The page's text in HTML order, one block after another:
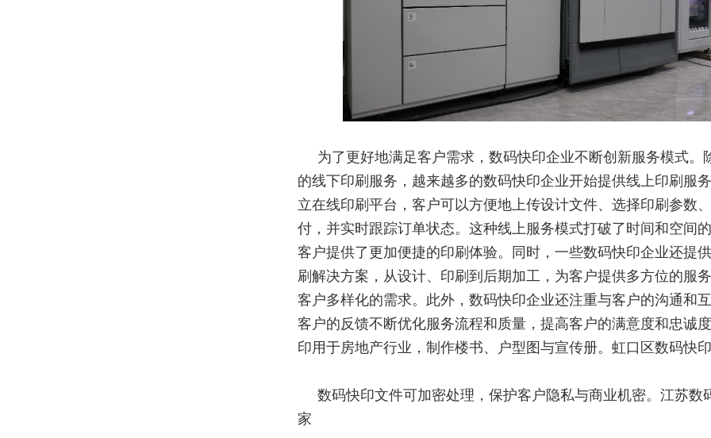
为了更好地满足客户需求，数码快印企业不断创新服务模式。
的线下印刷服务，越来越多的数码快印企业开始提供线上印刷服
立在线印刷平台，客户可以方便地上传设计文件、选择印刷参数
付，并实时跟踪订单状态。这种线上服务模式打破了时间和空间
客户提供了更加便捷的印刷体验。同时，一些数码快印企业还提
刷解决方案，从设计、印刷到后期加工，为客户提供多方位的服
客户多样化的需求。此外，数码快印企业还注重与客户的沟通和
客户的反馈不断优化服务流程和质量，提高客户的满意度和忠诚
印用于房地产行业，制作楼书、户型图与宣传册。虹口区数码快印
数码快印文件可加密处理，保护客户隐私与商业机密。江苏数
家